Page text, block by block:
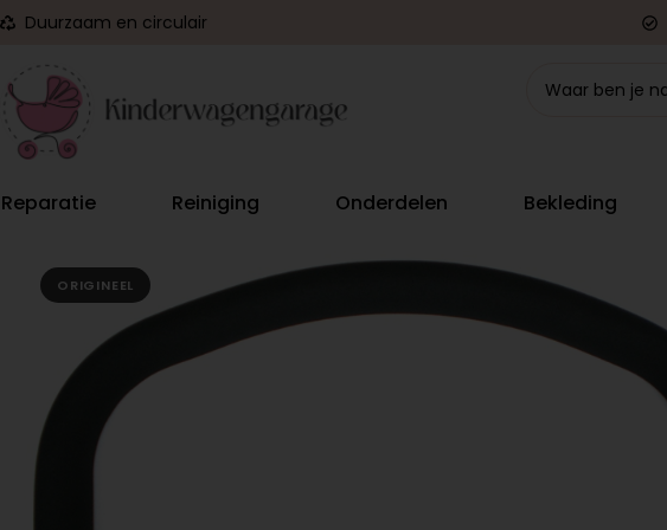
Duurzaam en circulair
Reparatie Reiniging Onderdelen Bekleding
ORIGINEEL